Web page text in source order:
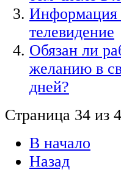
Информация
телевидение
Обязан ли
желанию в
дней?
Страница 34 из
В начало
Назад